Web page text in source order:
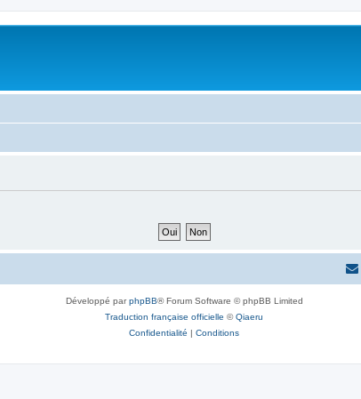
Développé parphpBB® Forum Software © phpBB Limited
Traduction française officielle ©Qiaeru
Confidentialité | Conditions